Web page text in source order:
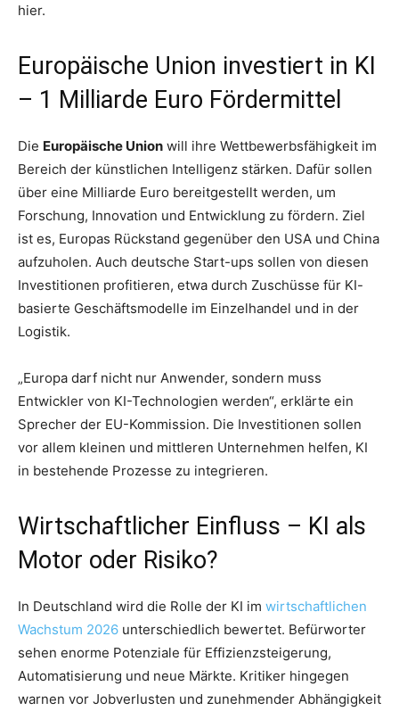
hier.
Europäische Union investiert in KI
– 1 Milliarde Euro Fördermittel
Die Europäische Union will ihre Wettbewerbsfähigkeit im
Bereich der künstlichen Intelligenz stärken. Dafür sollen
über eine Milliarde Euro bereitgestellt werden, um
Forschung, Innovation und Entwicklung zu fördern. Ziel
ist es, Europas Rückstand gegenüber den USA und China
aufzuholen. Auch deutsche Start-ups sollen von diesen
Investitionen profitieren, etwa durch Zuschüsse für KI-
basierte Geschäftsmodelle im Einzelhandel und in der
Logistik.
„Europa darf nicht nur Anwender, sondern muss
Entwickler von KI-Technologien werden“, erklärte ein
Sprecher der EU-Kommission. Die Investitionen sollen
vor allem kleinen und mittleren Unternehmen helfen, KI
in bestehende Prozesse zu integrieren.
Wirtschaftlicher Einfluss – KI als
Motor oder Risiko?
In Deutschland wird die Rolle der KI im wirtschaftlichen
Wachstum 2026 unterschiedlich bewertet. Befürworter
sehen enorme Potenziale für Effizienzsteigerung,
Automatisierung und neue Märkte. Kritiker hingegen
warnen vor Jobverlusten und zunehmender Abhängigkeit